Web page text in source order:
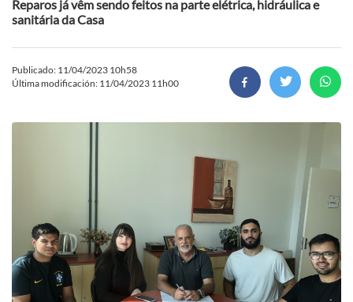
Reparos já vêm sendo feitos na parte elétrica, hidráulica e
sanitária da Casa
Publicado: 11/04/2023 10h58
Última modificación: 11/04/2023 11h00